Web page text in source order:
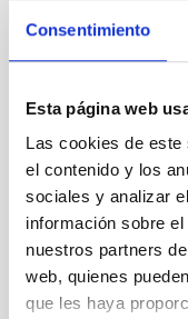
Consentimiento
Esta página web
Las cookies de
el contenido y los
sociales y analizar
información sobre
nuestros partners
web, quienes
que les haya
solicitud.
Una vez realizado
La no presentación de
presentación del
preceptivoNO
Para cualquier
Secretaría del Área
(iac.es)).